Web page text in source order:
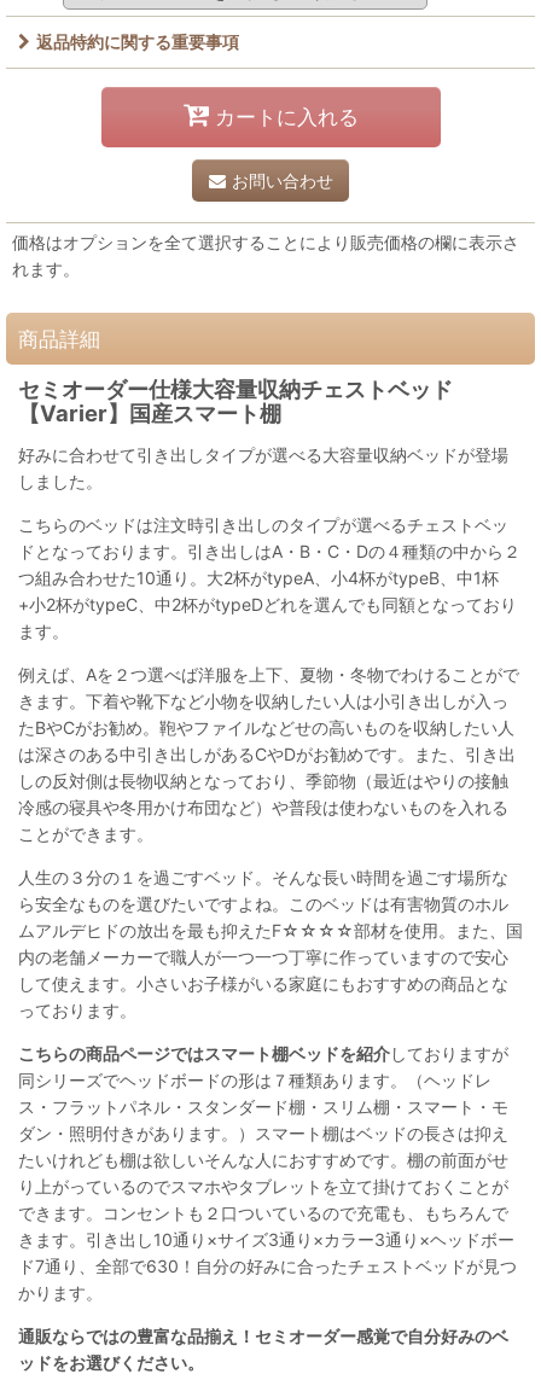
返品特約に関する重要事項
カートに入れる
お問い合わせ
価格はオプションを全て選択することにより販売価格の欄に表示さ
れます。
商品詳細
セミオーダー仕様大容量収納チェストベッド
【Varier】国産スマート棚
好みに合わせて引き出しタイプが選べる大容量収納ベッドが登場
しました。
こちらのベッドは注文時引き出しのタイプが選べるチェストベッ
ドとなっております。引き出しはA・B・C・Dの４種類の中から２
つ組み合わせた10通り。大2杯がtypeA、小4杯がtypeB、中1杯
+小2杯がtypeC、中2杯がtypeDどれを選んでも同額となっており
ます。
例えば、Aを２つ選べば洋服を上下、夏物・冬物でわけることがで
きます。下着や靴下など小物を収納したい人は小引き出しが入っ
たBやCがお勧め。鞄やファイルなどせの高いものを収納したい人
は深さのある中引き出しがあるCやDがお勧めです。また、引き出
しの反対側は長物収納となっており、季節物（最近はやりの接触
冷感の寝具や冬用かけ布団など）や普段は使わないものを入れる
ことができます。
人生の３分の１を過ごすベッド。そんな長い時間を過ごす場所な
ら安全なものを選びたいですよね。このベッドは有害物質のホル
ムアルデヒドの放出を最も抑えたF☆☆☆☆部材を使用。また、国
内の老舗メーカーで職人が一つ一つ丁寧に作っていますので安心
して使えます。小さいお子様がいる家庭にもおすすめの商品とな
っております。
こちらの商品ページではスマート棚ベッドを紹介しておりますが
同シリーズでヘッドボードの形は７種類あります。（ヘッドレ
ス・フラットパネル・スタンダード棚・スリム棚・スマート・モ
ダン・照明付きがあります。）スマート棚はベッドの長さは抑え
たいけれども棚は欲しいそんな人におすすめです。棚の前面がせ
り上がっているのでスマホやタブレットを立て掛けておくことが
できます。コンセントも２口ついているので充電も、もちろんで
きます。引き出し10通り×サイズ3通り×カラー3通り×ヘッドボー
ド7通り、全部で630！自分の好みに合ったチェストベッドが見つ
かります。
通販ならではの豊富な品揃え！セミオーダー感覚で自分好みのベ
ッドをお選びください。